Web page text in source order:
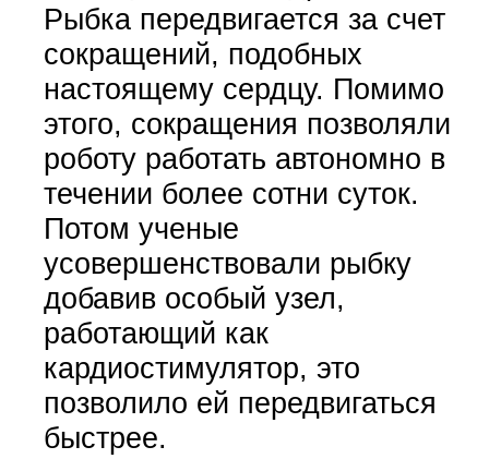
Рыбка передвигается за счет
сокращений, подобных
настоящему сердцу. Помимо
этого, сокращения позволяли
роботу работать автономно в
течении более сотни суток.
Потом ученые
усовершенствовали рыбку
добавив особый узел,
работающий как
кардиостимулятор, это
позволило ей передвигаться
быстрее.